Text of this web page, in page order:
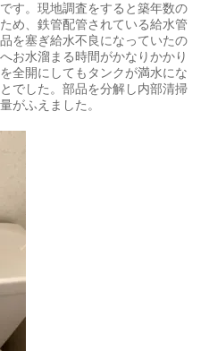
す。現地調査をすると築年数の
め、鉄管配管されている給水管
を塞ぎ給水不良になっていたの
お水溜まる時間がかなりかかり
全開にしてもタンクが満水にな
でした。部品を分解し内部清掃
がふえました。